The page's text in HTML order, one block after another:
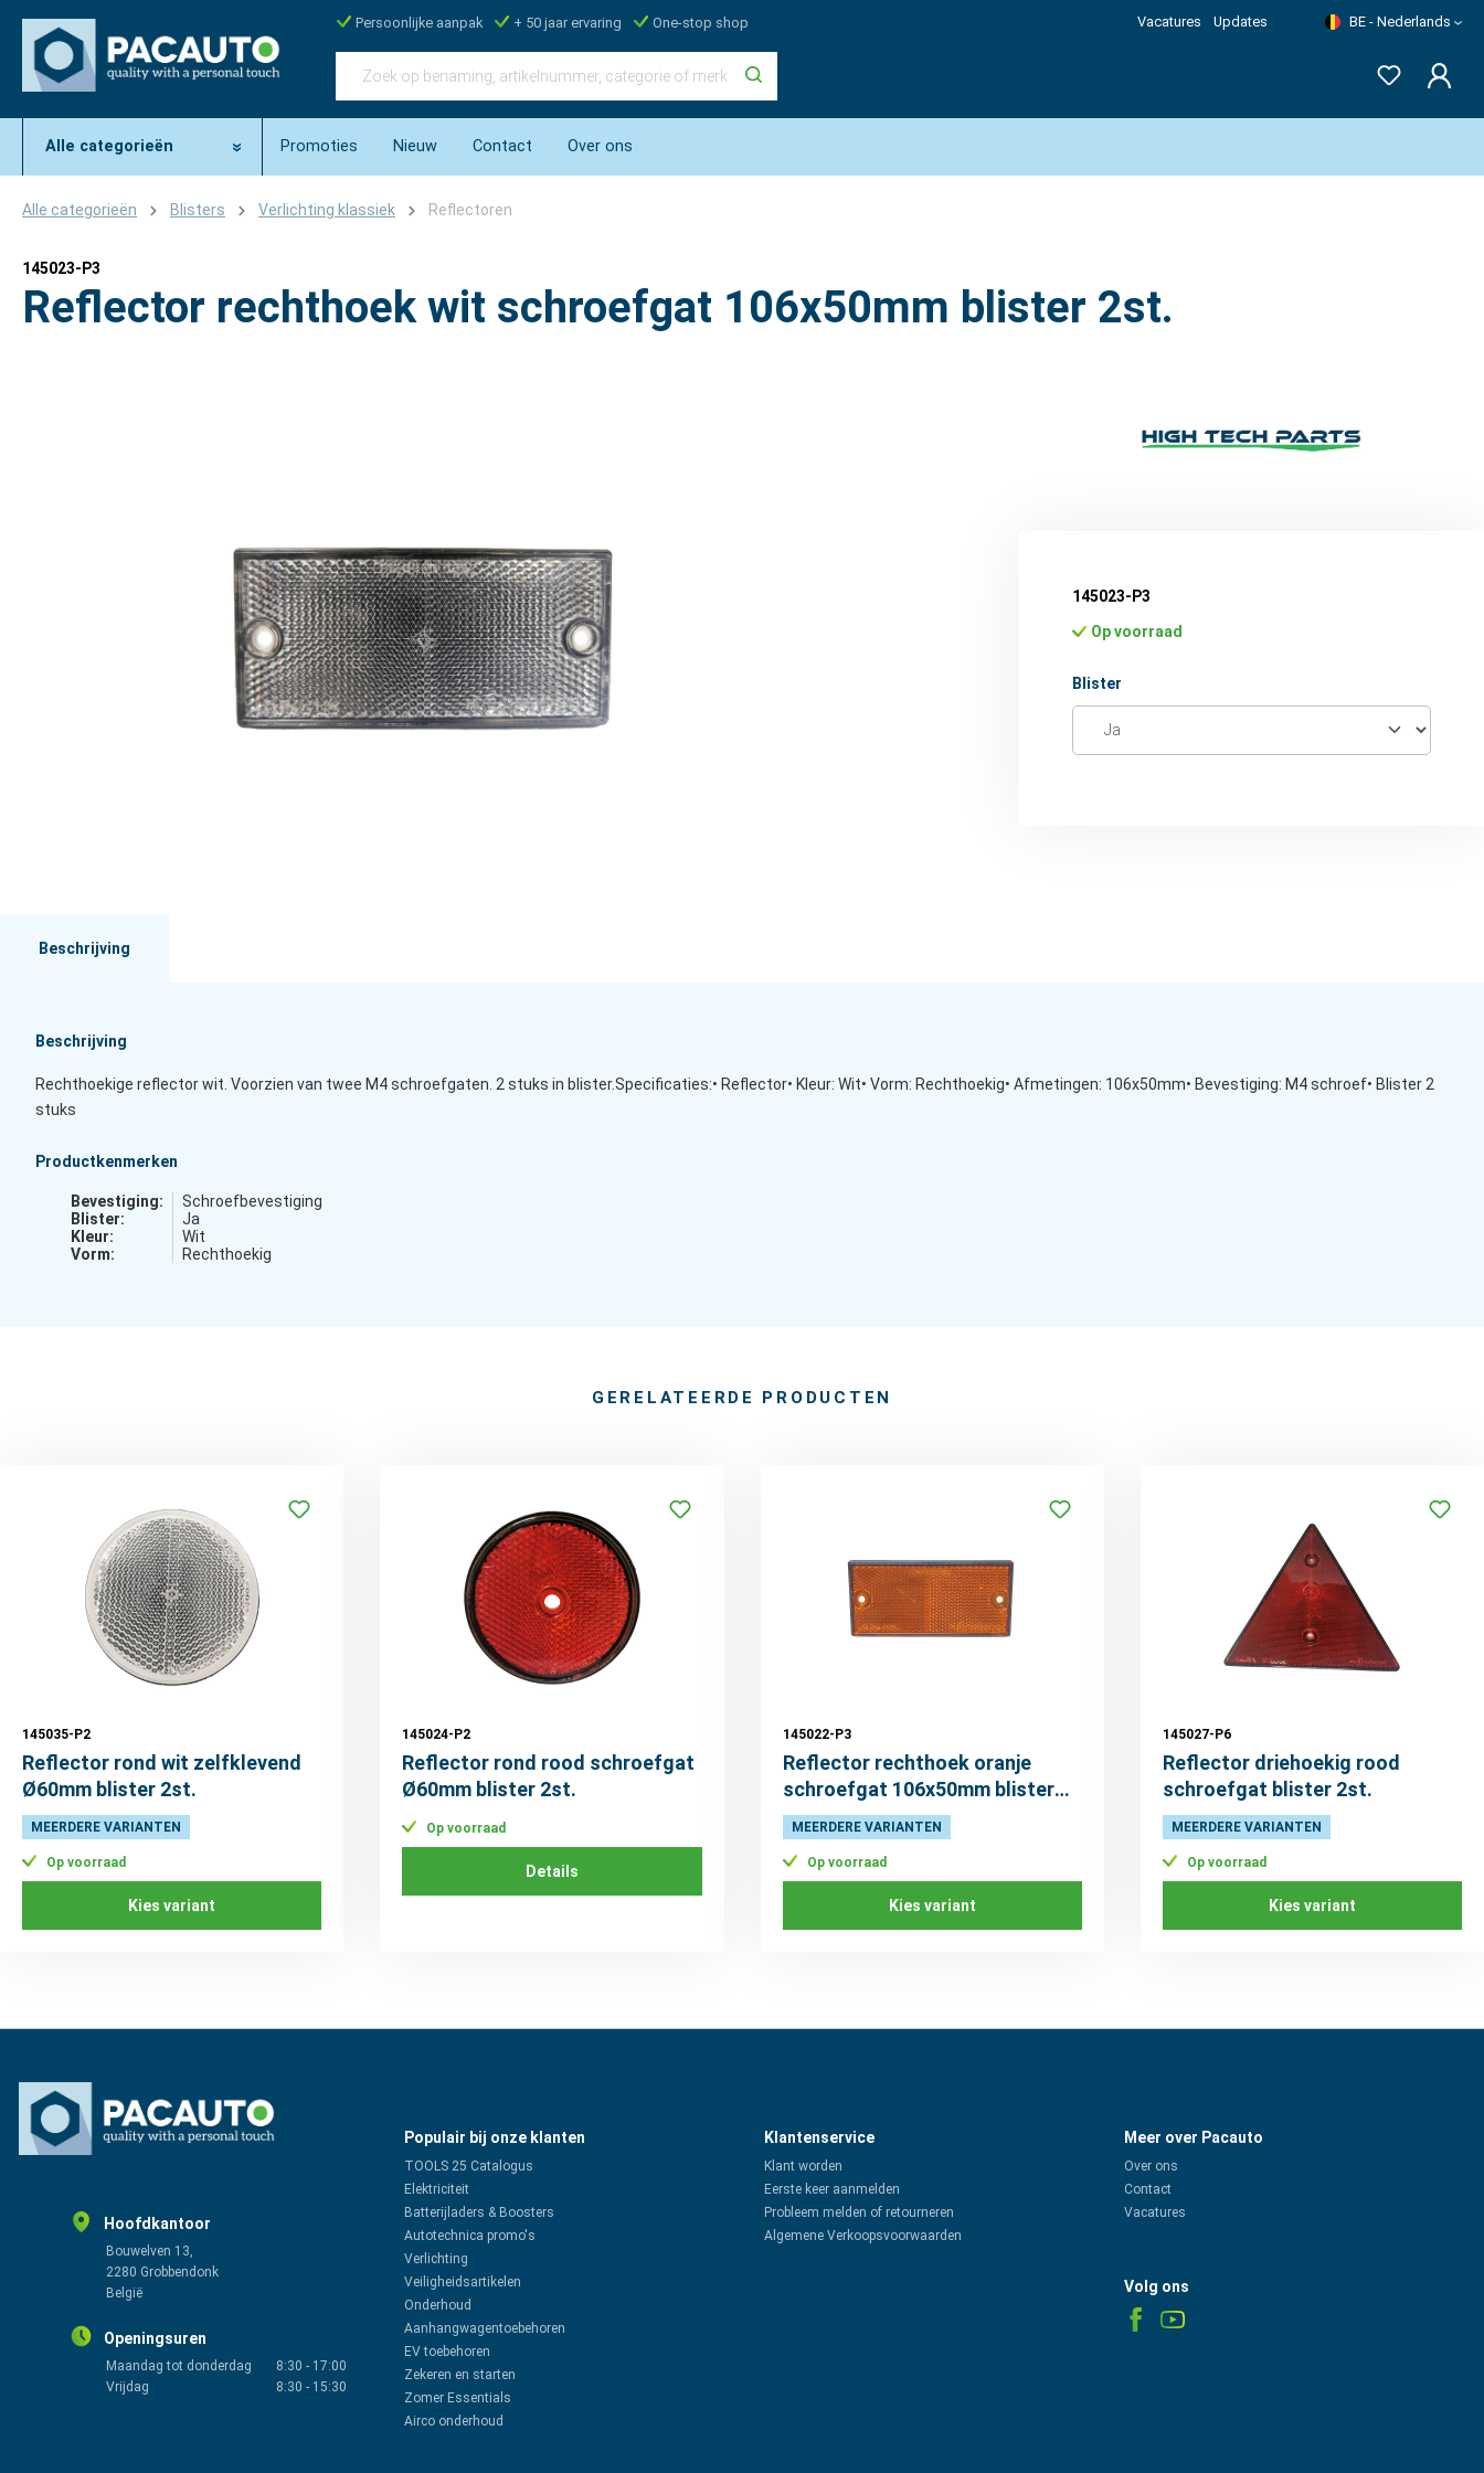
Persoonlijke aanpak + 50 jaar ervaring One-stop shop Vacatures Updates BE - Nederlands
Alle categorieën Promoties Nieuw Contact Over ons
Alle categorieën Blisters Verlichting klassiek Reflectoren
145023-P3
Reflector rechthoek wit schroefgat 106x50mm blister 2st.
145023-P3
Op voorraad
Selecteer
Blister
Beschrijving
Beschrijving
Rechthoekige reflector wit. Voorzien van twee M4 schroefgaten. 2 stuks in blister.Specificaties:• Reflector• Kleur: Wit• Vorm: Rechthoekig• Afmetingen: 106x50mm• Bevestiging: M4 schroef• Blister 2
stuks
Productkenmerken
Bevestiging:
Schroefbevestiging
Blister:
Ja
Kleur:
Wit
Vorm:
Rechthoekig
GERELATEERDE PRODUCTEN
145035-P2
Reflector rond wit zelfklevend
Ø60mm blister 2st.
MEERDERE VARIANTEN
Op voorraad
Kies variant
145024-P2
Reflector rond rood schroefgat
Ø60mm blister 2st.
Op voorraad
Details
145022-P3
Reflector rechthoek oranje
schroefgat 106x50mm blister
2st.
MEERDERE VARIANTEN
Op voorraad
Kies variant
145027-P6
Reflector driehoekig rood
schroefgat blister 2st.
MEERDERE VARIANTEN
Op voorraad
Kies variant
Hoofdkantoor
Bouwelven 13,
2280 Grobbendonk
België
Openingsuren
Maandag tot donderdag 8:30 - 17:00
Vrijdag
8:30 - 15:30
Populair bij onze klanten
TOOLS 25 Catalogus
Elektriciteit
Batterijladers & Boosters
Autotechnica promo's
Verlichting
Veiligheidsartikelen
Onderhoud
Aanhangwagentoebehoren
EV toebehoren
Zekeren en starten
Zomer Essentials
Airco onderhoud
Klantenservice
Klant worden
Eerste keer aanmelden
Probleem melden of retourneren
Algemene Verkoopsvoorwaarden
Meer over Pacauto
Over ons
Contact
Vacatures
Volg ons